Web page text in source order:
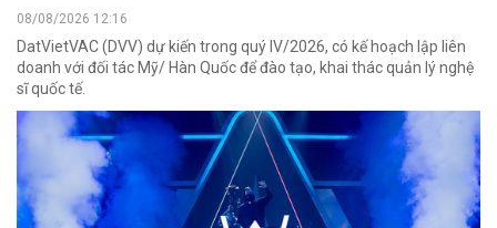
08/08/2026 12:16
DatVietVAC (DVV) dự kiến trong quý IV/2026, có kế hoạch lập liên
doanh với đối tác Mỹ/ Hàn Quốc để đào tạo, khai thác quản lý nghệ
sĩ quốc tế.